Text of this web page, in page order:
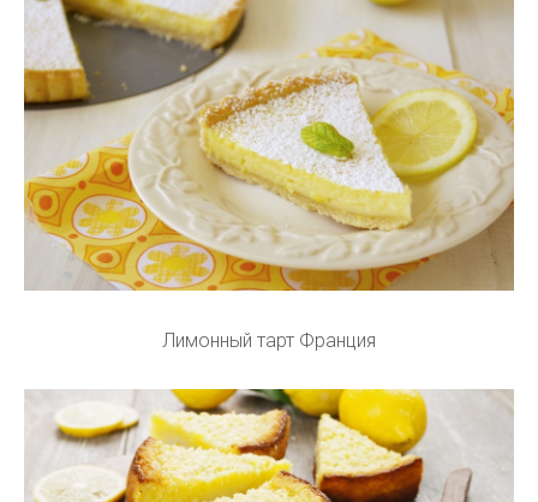
Лимонный тарт Франция